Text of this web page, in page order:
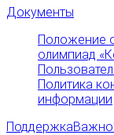
Документы
Положение
олимпиад
Политика
информации
ПоддержкаВажно!